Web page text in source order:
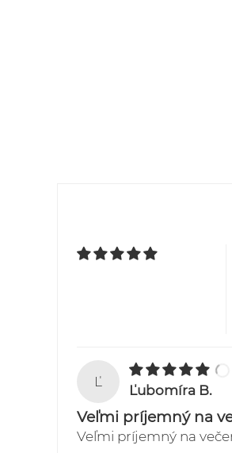
Ľ
Ľubomíra B.
Veľmi príjemný na
Veľmi príjemný na